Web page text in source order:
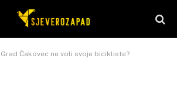
Grad Čakovec ne voli svoje bicikliste?